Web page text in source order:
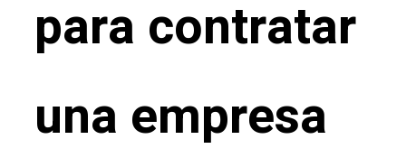
para contratar
una empresa